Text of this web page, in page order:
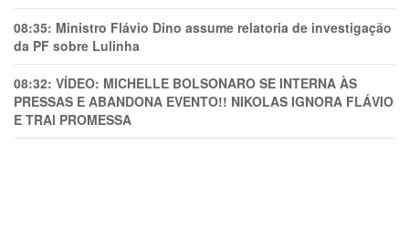
08:35: Ministro Flávio Dino assume relatoria de investigação
da PF sobre Lulinha
08:32: VÍDEO: MICHELLE BOLSONARO SE INTERNA ÀS
PRESSAS E ABANDONA EVENTO!! NIKOLAS IGNORA FLÁVIO
E TRAl PROMESSA